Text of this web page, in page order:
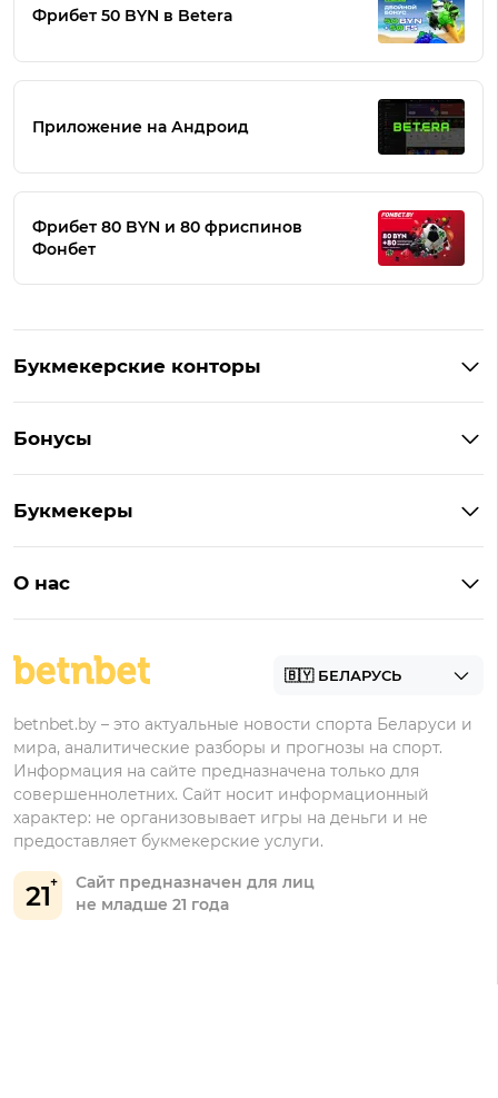
Фрибет 50 BYN в Betera
Приложение на Андроид
Фрибет 80 BYN и 80 фриспинов
Фонбет
Букмекерские конторы
Букмекеры на Андроид
БК для ставок на киберспорт
Бонусы
Бонус на депозит
Бонусы Бетера
Бонусы Винлайн
Букмекеры
Марафонбет
О нас
21
Сайт предназначен для лиц
не младше 21 года
betnbet.by – это актуальные новости спорта Беларуси и
мира, аналитические разборы и прогнозы на спорт.
Информация на сайте предназначена только для
совершеннолетних. Сайт носит информационный
характер: не организовывает игры на деньги и не
предоставляет букмекерские услуги.